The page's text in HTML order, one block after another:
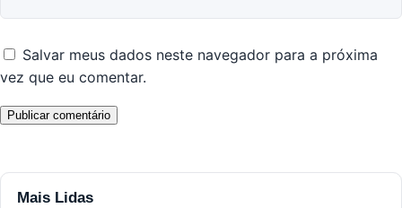
Salvar meus dados neste navegador para a próxima
vez que eu comentar.
Mais Lidas